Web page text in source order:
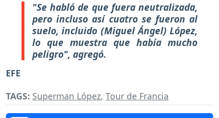
"Se habló de que fuera neutralizada,
pero incluso así cuatro se fueron al
suelo, incluido (Miguel Ángel) López,
lo que muestra que había mucho
peligro", agregó.
EFE
TAGS: Superman López, Tour de Francia